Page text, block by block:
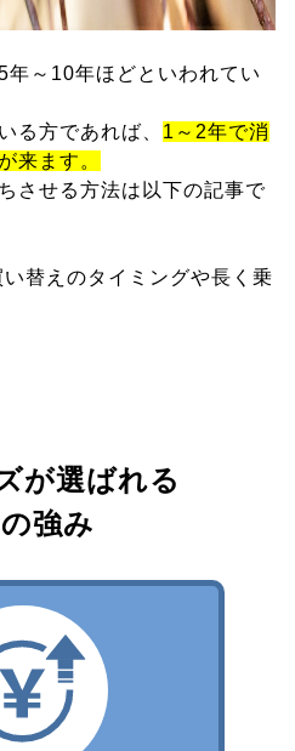
～10年ほどといわれてい
る方であれば、 1～2年で消
来ます。
させる方法は以下の記事で
替えのタイミングや長く乗
が選ばれる
強み